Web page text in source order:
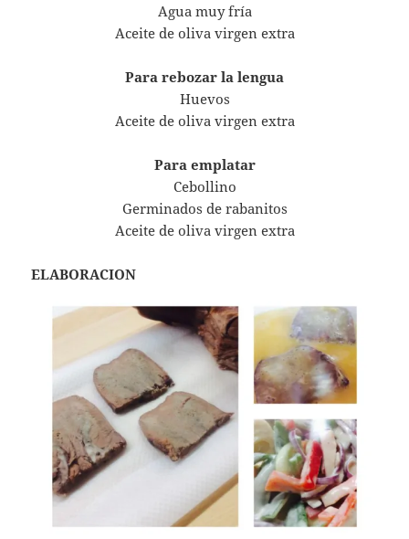
Agua muy fría
Aceite de oliva virgen extra
Para rebozar la lengua
Huevos
Aceite de oliva virgen extra
Para emplatar
Cebollino
Germinados de rabanitos
Aceite de oliva virgen extra
ELABORACION